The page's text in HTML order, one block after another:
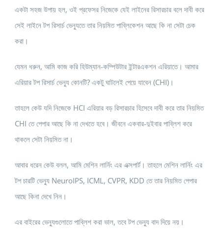
একটা সহজ উপায় হল, ওই প্রফেসর নিজেকে যেই লাইনের রিসারচার বলে দাবী করে
সেই লাইনে টপ রিসার্চ ভেন্যুতে তার নিয়মিত পাব্লিকেশন আছে কি না সেটা চেক
করা।
যেমন ধরুন, আমি কাজ করি হিউম্যান-কম্পিউটার ইন্টারএকশন এরিয়াতে। আমার
এরিয়ার টপ রিসার্চ ভেন্যু কোনটি? একটু ঘাটলেই পেয়ে যাবেন (CHI)।
তাহলে কেউ যদি নিজেকে HCI এরিয়ার বড় রিসারচার হিসেবে দাবী করে তার নিয়মিত
CHI তে পেপার আছে কি না দেখতে হবে। জীবনে একবার-দুইবার পাব্লিশ করে
থাকলে সেটা নিয়মিত না।
আবার ধরেন কেউ বলল, আমি মেশিন লার্নিং এর এক্সপার্ট। তাহলে মেশিন লার্নিং এর
টপ চারটি ভেন্যু NeuroIPS, ICML, CVPR, KDD তে তার নিয়মিত পেপার
আছে কিনা দেখে নিন।
এর বাইরের ভেন্যুগুলোতে পাব্লিশ করা ভাল, তবে টপ ভেন্যু বাদ দিয়ে নয়।